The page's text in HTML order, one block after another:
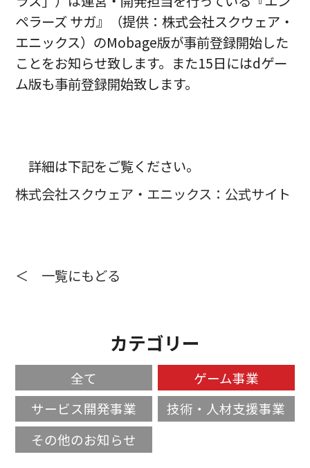
ペラーズ サガ』（提供：株式会社スクウェア・
エニックス）のMobage版が事前登録開始した
ことをお知らせ致します。また15日にはdゲー
ム版も事前登録開始致します。
詳細は下記をご覧ください。
株式会社スクウェア・エニックス：公式サイト
＜ 一覧にもどる
カテゴリー
全て
ゲーム事業
サービス開発事業
技術・人材支援事業
その他のお知らせ